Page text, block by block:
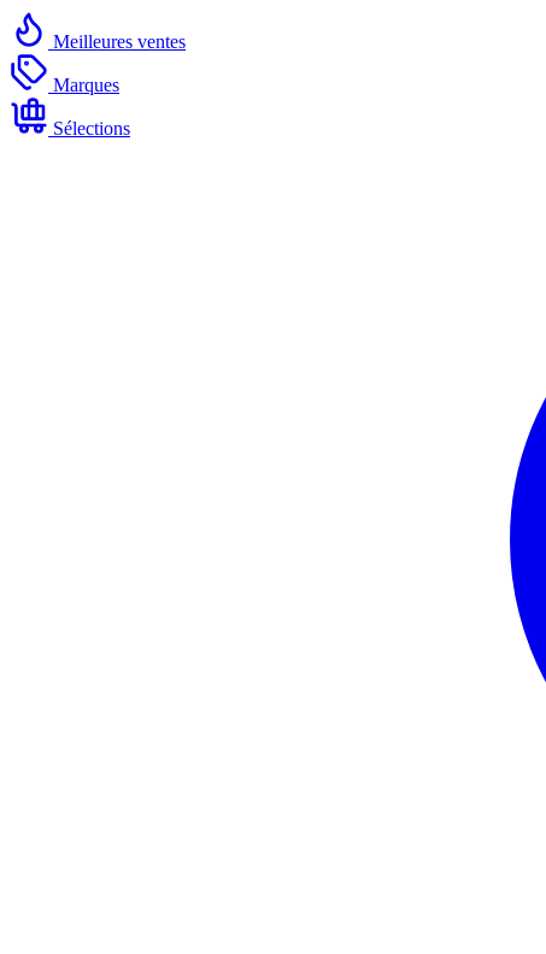
Meilleures ventes
Marques
Sélections